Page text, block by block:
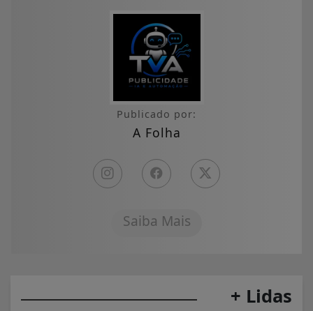
Publicado por:
A Folha
Saiba Mais
+ Lidas